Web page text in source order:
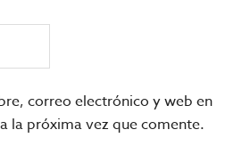
correo electrónico y web en
la próxima vez que comente.